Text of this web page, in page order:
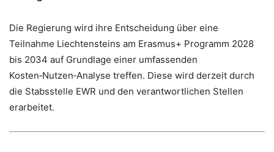
Die Regierung wird ihre Entscheidung über eine
Teilnahme Liechtensteins am Erasmus+ Programm 2028
bis 2034 auf Grundlage einer umfassenden
Kosten‑Nutzen‑Analyse treffen. Diese wird derzeit durch
die Stabsstelle EWR und den verantwortlichen Stellen
erarbeitet.